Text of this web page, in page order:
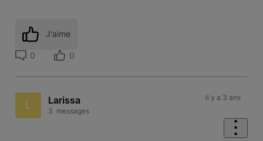
J'aime
0 0
L Larissa
3 messages
il y a 3 ans